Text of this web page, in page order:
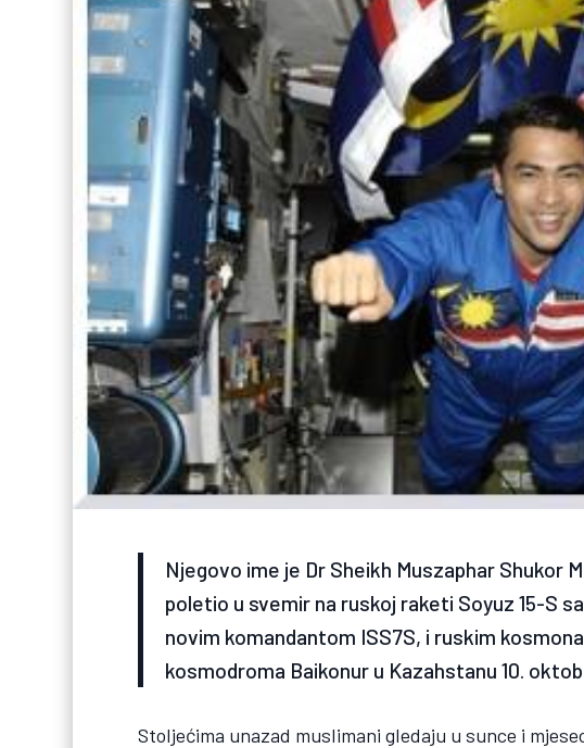
Njegovo ime je Dr Sheikh Muszaphar Shukor
poletio u svemir na ruskoj raketi Soyuz 15-S
novim komandantom ISS7S, i ruskim
kosmodroma Baikonur u Kazahstanu 10.
Stoljećima unazad muslimani gledaju u sunce i